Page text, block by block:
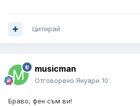
Цитирай
musicman
Отговорено Януари 10
Браво, фен съм ви!